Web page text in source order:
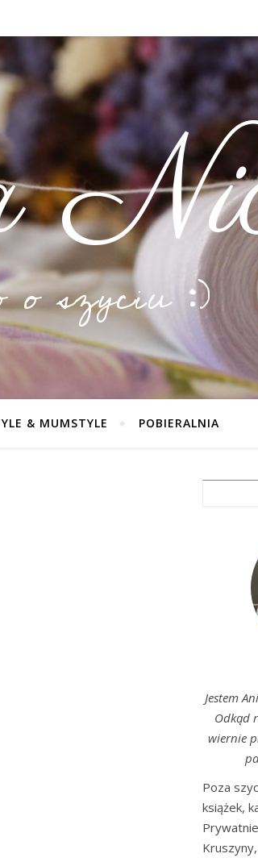
o szyciu :)
& MUMSTYLE POBIERALNIA
Jestem
Odkąd
wiernie
Poza
książek,